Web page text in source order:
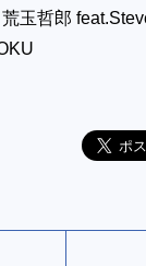
玉哲郎